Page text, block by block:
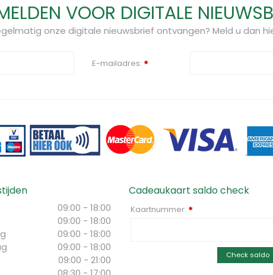
VOOR DIGITALE
onze digitale nieuwsbrief ontvangen? Meld u dan
E-mailadres: *
09:00 - 18:00
09:00 - 18:00
09:00 - 18:00
09:00 - 18:00
09:00 - 21:00
Cadeaukaart saldo check
Kaartnummer: *
Check saldo